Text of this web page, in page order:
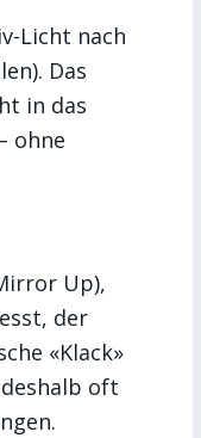
Licht nach
Das
in das
ohne
Up),
der
«Klack»
oft